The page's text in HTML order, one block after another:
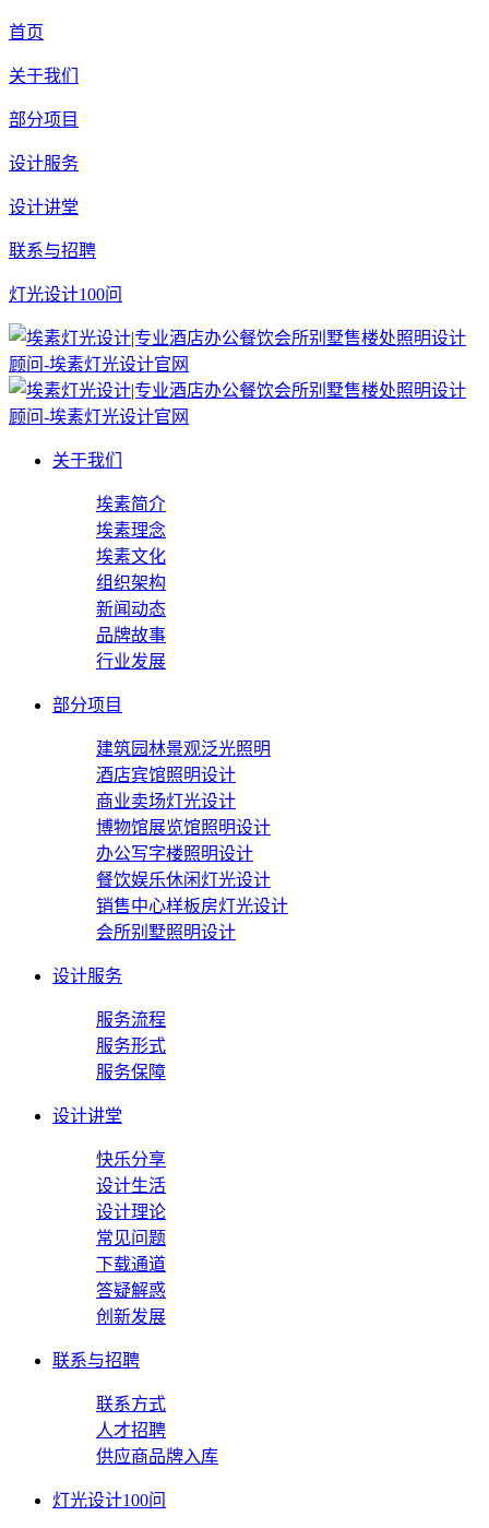
首页
关于我们
部分项目
设计服务
设计讲堂
联系与招聘
灯光设计100问
关于我们
埃素简介
埃素理念
埃素文化
组织架构
新闻动态
品牌故事
行业发展
部分项目
建筑园林景观泛光照明
酒店宾馆照明设计
商业卖场灯光设计
博物馆展览馆照明设计
办公写字楼照明设计
餐饮娱乐休闲灯光设计
销售中心样板房灯光设计
会所别墅照明设计
设计服务
服务流程
服务形式
服务保障
设计讲堂
快乐分享
设计生活
设计理论
常见问题
下载通道
答疑解惑
创新发展
联系与招聘
联系方式
人才招聘
供应商品牌入库
灯光设计100问